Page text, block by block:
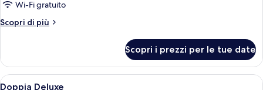
Wi-Fi gratuito
Scopri di più
Altri
Tradizionale
Scopri i prezzi per le tue date
Apri
Minibar, culla da viaggio, Wi-Fi
16
Doppia Deluxe